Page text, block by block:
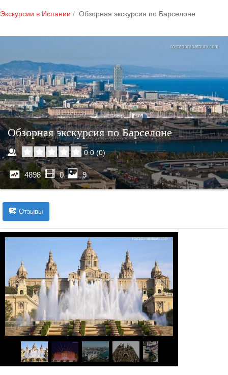
Экскурсии в Испании Обзорная экскурсия по Барселоне
Обзорная экскурсия по Барселоне
0.0(0)
4898 0 9
Отзывы
1/8